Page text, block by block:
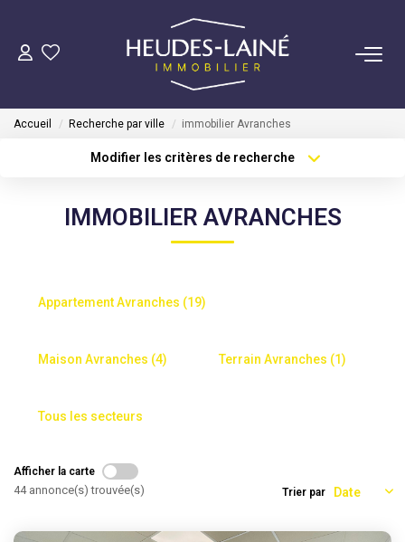
VENDRE
Mise En Location
Accueil Recherche par ville immobilier Avranches
Modifier les critères de recherche
Type de bienIMMOBILIER AVRANCHES
Appartement Avranches (19)
Maison Avranches (4) Terrain Avranches (1)
Tous les secteurs
Afficher la carte
44 annonce(s) trouvée(s) Trier par